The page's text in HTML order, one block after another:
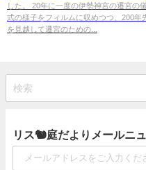
した。 20年に一度の伊勢神宮の遷宮の
式の様子をフィルムに収めつつ、200年
を見越して遷宮のための...
リス🐿庭だよりメールニ